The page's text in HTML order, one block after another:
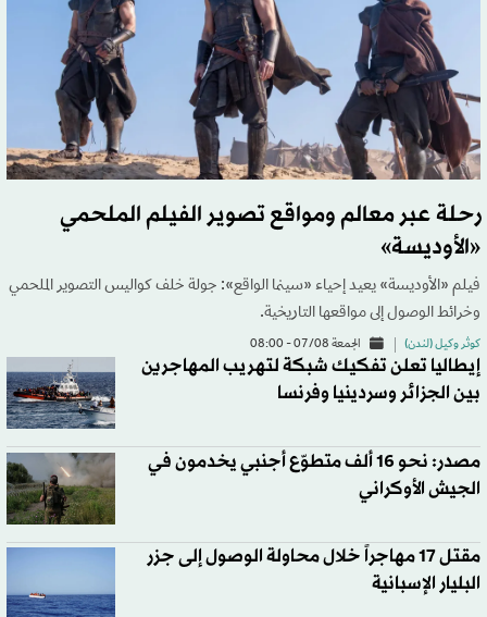
رحلة عبر معالم ومواقع تصوير الفيلم الملحمي
«الأوديسة»
فيلم «الأوديسة» يعيد إحياء «سينما الواقع»: جولة خلف كواليس التصوير الملحمي
وخرائط الوصول إلى مواقعها التاريخية.
كوثر وكيل (لندن) الجمعة 07/08 - 08:00
إيطاليا تعلن تفكيك شبكة لتهريب المهاجرين
بين الجزائر وسردينيا وفرنسا
مصدر: نحو 16 ألف متطوّع أجنبي يخدمون في
الجيش الأوكراني
مقتل 17 مهاجراً خلال محاولة الوصول إلى جزر
البليار الإسبانية